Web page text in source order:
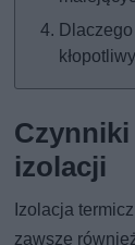
Czynniki
izolacji
Izolacja
zawsze